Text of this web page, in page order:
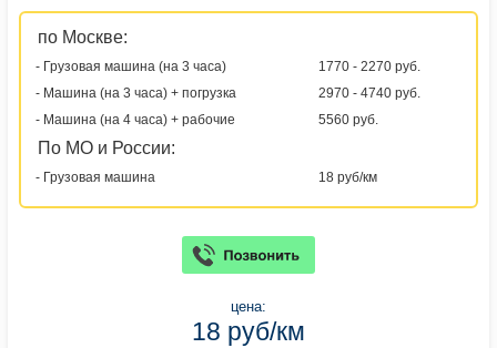
по Москве:
- Грузовая машина (на 3 часа)
1770 - 2270 руб.
- Машина (на 3 часа) + погрузка
2970 - 4740 руб.
- Машина (на 4 часа) + рабочие
5560 руб.
По МО и России:
- Грузовая машина 18 руб/км
цена:
18 руб/км